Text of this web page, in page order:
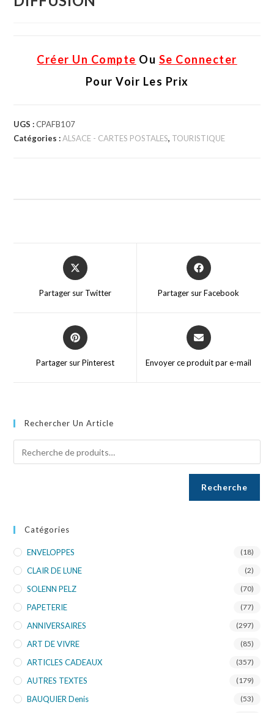
Créer Un Compte Ou Se Connecter
Pour Voir Les Prix
UGS :CPAFB107
Catégories :ALSACE - CARTES POSTALES, TOURISTIQUE
Partager sur Twitter Partager sur Facebook
Partager sur Pinterest Envoyer ce produit par e-mail
Rechercher Un Article
Recherche
Catégories
ENVELOPPES (18)
CLAIR DE LUNE (2)
SOLENN PELZ (70)
PAPETERIE (77)
ANNIVERSAIRES (297)
ART DE VIVRE (85)
ARTICLES CADEAUX (357)
AUTRES TEXTES (179)
BAUQUIER Denis (53)